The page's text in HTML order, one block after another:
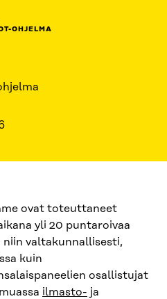
OHJELMA
ovat toteuttaneet
yli 20 puntaroivaa
niin valtakunnallisesti,
kuin
osallistujat
ilmasto- ja